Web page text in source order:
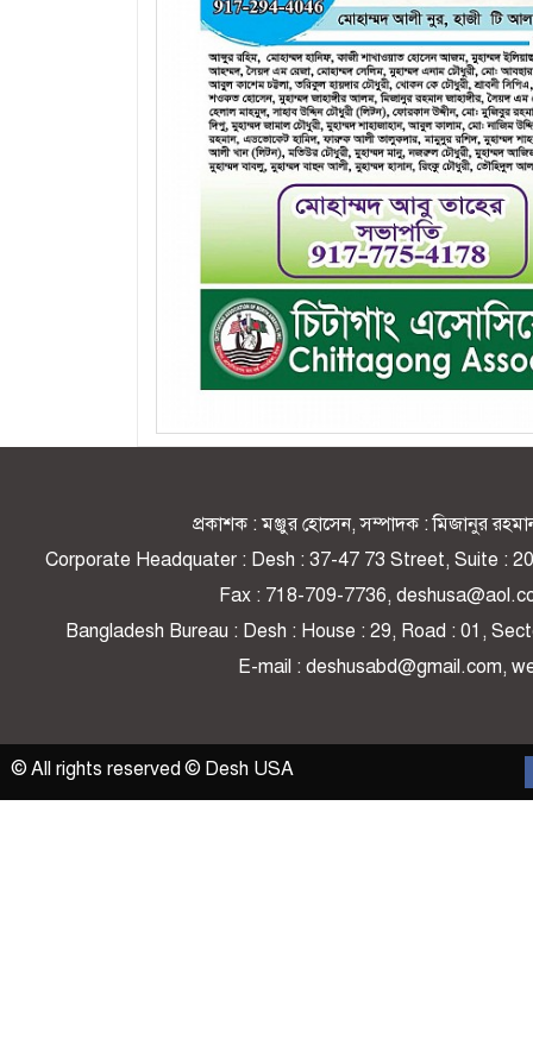
প্রকাশক : মঞ্জুর হোসেন, সম্পাদক : মিজানুর
Corporate Headquater : Desh : 37-47 73 Street, Suite :
Fax : 718-709-7736,
Bangladesh Bureau : Desh : House : 29, Road : 01,
E-mail : deshusabd@gmail.com,
© All rights reserved © Desh USA